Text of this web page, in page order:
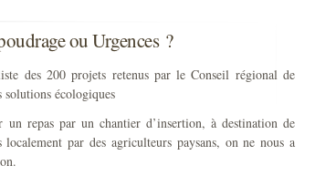
ou Urgences ?
des 200 projets retenus par le Conseil régional de
solutions écologiques
repas par un chantier d’insertion, à destination de
par des agriculteurs paysans, on ne nous a